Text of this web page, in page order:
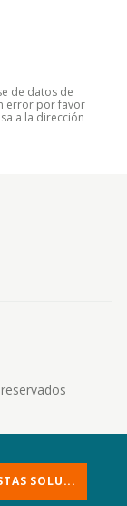
de datos de
error por favor
a la dirección
SOLU...